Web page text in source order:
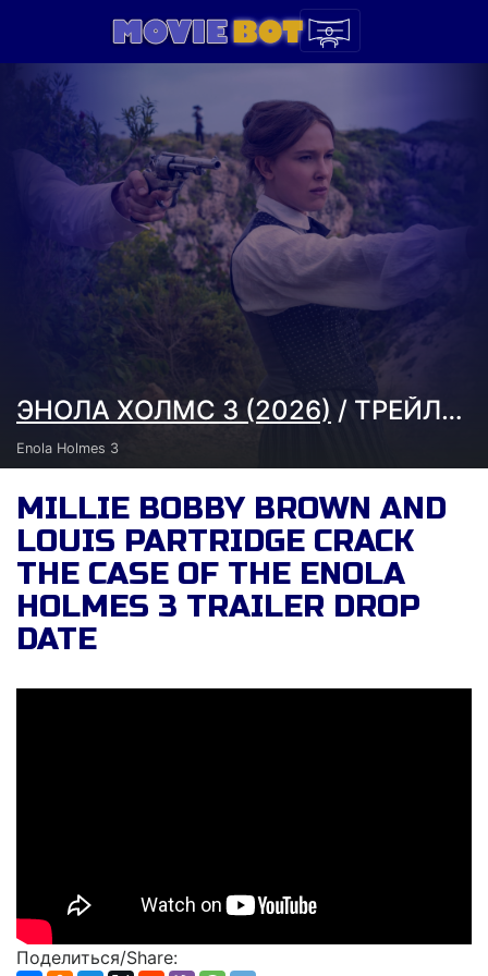
ЭНОЛА ХОЛМС 3 (2026) / ТРЕЙЛЕРЫ
Enola Holmes 3
MILLIE BOBBY BROWN AND
LOUIS PARTRIDGE CRACK
THE CASE OF THE ENOLA
HOLMES 3 TRAILER DROP
DATE
Поделиться/Share: